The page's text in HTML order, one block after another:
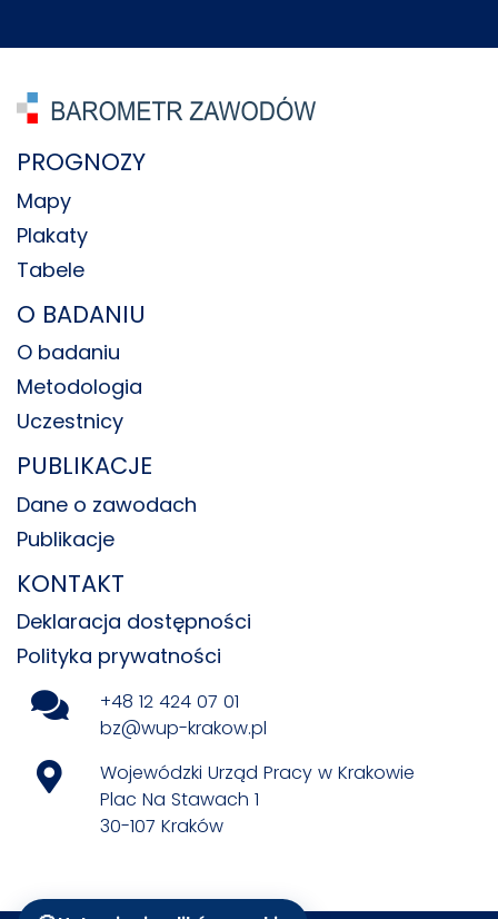
PROGNOZY
Mapy
Plakaty
Tabele
O BADANIU
O badaniu
Metodologia
Uczestnicy
PUBLIKACJE
Dane o zawodach
Publikacje
KONTAKT
Deklaracja dostępności
Polityka prywatności
+48 12 424 07 01
bz@wup-krakow.pl
Wojewódzki Urząd Pracy w Krakowie
Plac Na Stawach 1
30-107 Kraków